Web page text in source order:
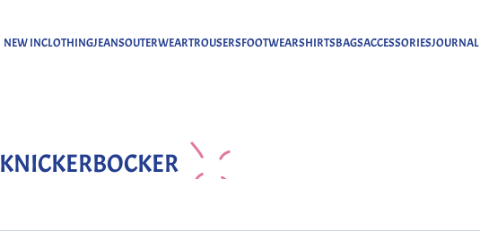
NEW INCLOTHINGJEANSOUTERWEARTROUSERSFOOTWEARSHIRTSBAGSACCESSORIESJOURNAL
KNICKERBOCKER